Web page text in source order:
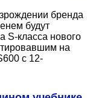
бренда
будут
S-класса нового
на
с 12-